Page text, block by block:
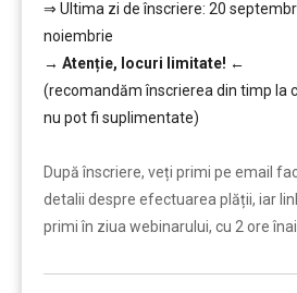
⇒ Ultima zi de înscriere: 20
noiembrie
→ Atenție, locuri limitate! ←
(recomandăm înscrierea din timp la
nu pot fi suplimentate)
După înscriere, veți primi pe email
detalii despre efectuarea plății, iar
primi în ziua webinarului, cu 2 ore